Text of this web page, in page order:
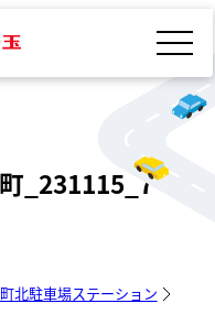
_231115_7
北駐車場ステーション